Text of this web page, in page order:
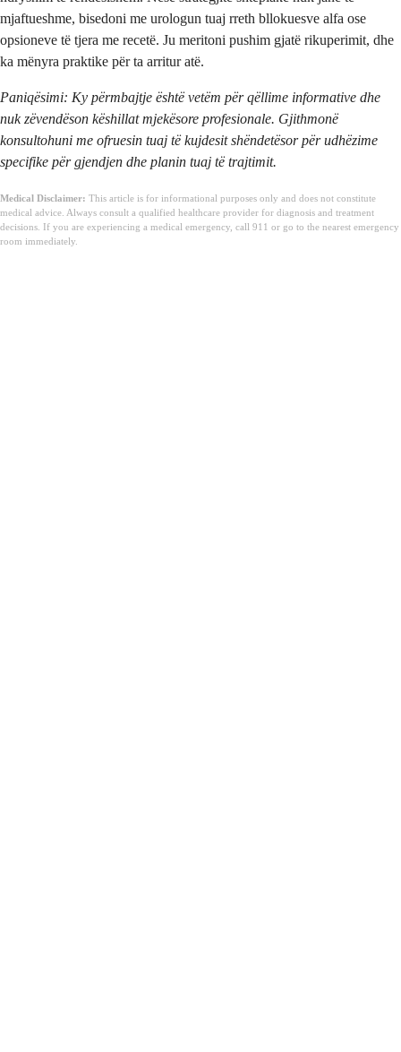
mjaftueshme, bisedoni me urologun tuaj rreth bllokuesve alfa ose
opsioneve të tjera me recetë. Ju meritoni pushim gjatë rikuperimit, dhe
ka mënyra praktike për ta arritur atë.
Paniqësimi: Ky përmbajtje është vetëm për qëllime informative dhe
nuk zëvendëson këshillat mjekësore profesionale. Gjithmonë
konsultohuni me ofruesin tuaj të kujdesit shëndetësor për udhëzime
specifike për gjendjen dhe planin tuaj të trajtimit.
Medical Disclaimer: This article is for informational purposes only and does not constitute
medical advice. Always consult a qualified healthcare provider for diagnosis and treatment
decisions. If you are experiencing a medical emergency, call 911 or go to the nearest emergency
room immediately.